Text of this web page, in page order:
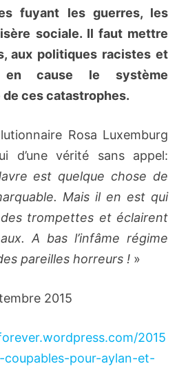
fuyant les guerres, les
sociale. Il faut mettre
aux politiques racistes et
en cause le système
de ces catastrophes.
Rosa Luxemburg
d’une vérité sans appel:
est quelque chose de
Mais il en est qui
trompettes et éclairent
A bas l’infâme régime
pareilles horreurs !»
2015
2015
pour-aylan-et-